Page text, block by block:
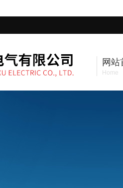
网站
Home